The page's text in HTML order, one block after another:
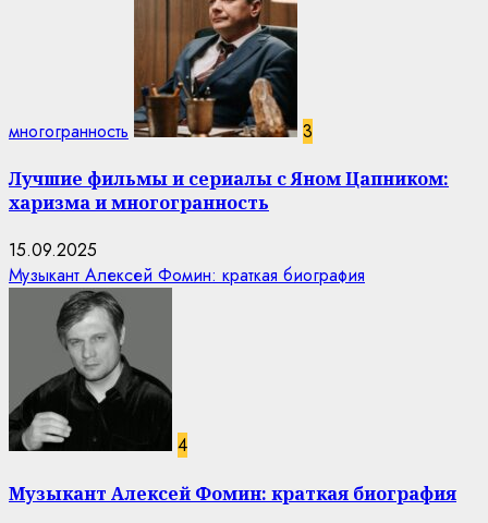
многогранность 3
Лучшие фильмы и сериалы с Яном Цапником:
харизма и многогранность
15.09.2025
Музыкант Алексей Фомин: краткая биография
4
Музыкант Алексей Фомин: краткая биография